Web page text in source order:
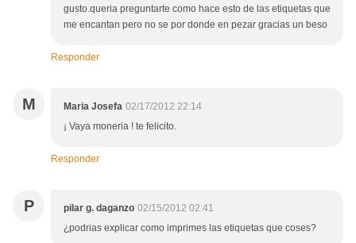
gusto.queria preguntarte como hace esto de las etiquetas que
me encantan pero no se por donde en pezar gracias un beso
Responder
M Maria Josefa 02/17/2012 22:14
¡ Vaya moneria ! te felicito.
Responder
P pilar g. daganzo 02/15/2012 02:41
¿podrias explicar como imprimes las etiquetas que coses?